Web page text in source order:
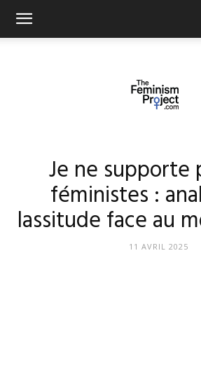
Je ne supporte
féministes :
lassitude face au
11 AVRIL 2025